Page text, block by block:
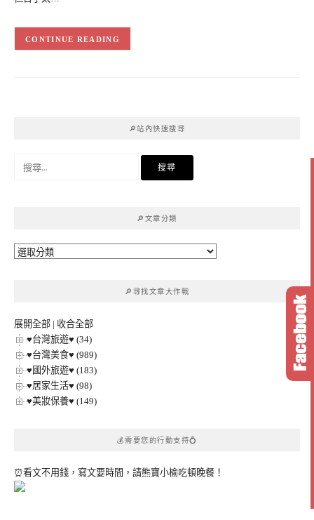
CONTINUE READING
🔎站內快速搜尋
🔎文章分類
🔎
🔎尋找文章大作戰
展開全部 | 收合全部
♥台灣旅遊♥ (34)
♥台灣美食♥ (989)
♥國外旅遊♥ (183)
♥居家生活♥ (98)
♥美妝保養♥ (149)
💰需要您的行動支持💍
⏰看文不用錢，寫文要時間，請熊寶小榆吃頓晚餐！